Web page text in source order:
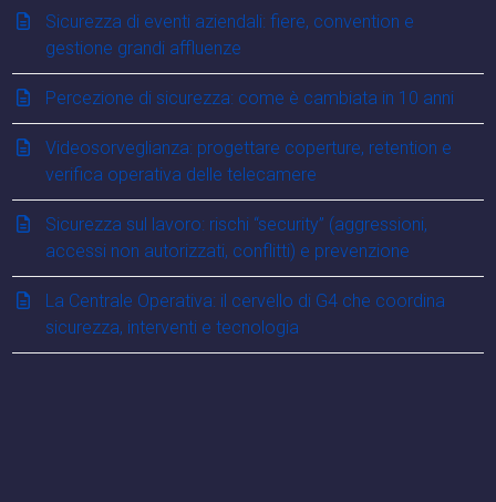
Sicurezza di eventi aziendali: fiere, convention e
gestione grandi affluenze
Percezione di sicurezza: come è cambiata in 10 anni
Videosorveglianza: progettare coperture, retention e
verifica operativa delle telecamere
Sicurezza sul lavoro: rischi “security” (aggressioni,
accessi non autorizzati, conflitti) e prevenzione
La Centrale Operativa: il cervello di G4 che coordina
sicurezza, interventi e tecnologia